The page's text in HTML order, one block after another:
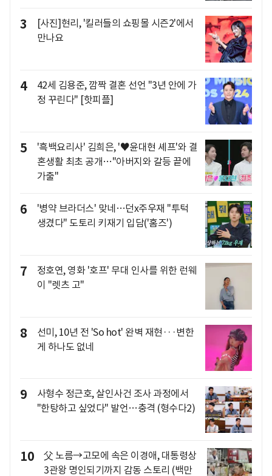
3
[사진]현리, '킬러들의 쇼핑몰 시즌2'에서
만나요
4
42세 김용준, 깜짝 결혼 선언 "3년 안에 가
정 꾸린다" [핫피플]
5
'흑백요리사' 김희은, '♥윤대현 셰프'와 결
혼생활 최초 공개…"아버지와 갈등 끝에
가출"
6
'병약 브라더스' 맞네…던x주우재 "투턱
생겼다" 도토리 키재기 입담('홈즈')
7
정호연, 영화 '호프' 무대 인사를 위한 런웨
이 "렛츠 고"
8
선미, 10년 전 'So hot' 완벽 재현···변한
게 하나도 없네
9
사형수 정근호, 살인사건 조사 과정에서
"한탕하고 싶었다" 발언…충격 (형수다2)
10
父 노름→고모에 속은 이경애, 대통령상
3관왕 명인되기까지 감동 스토리 (백만